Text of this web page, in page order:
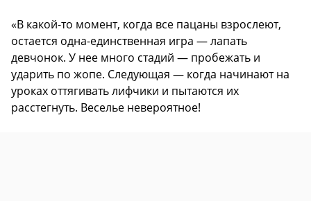
«В какой-то момент, когда все пацаны взрослеют,
остается одна-единственная игра — лапать
девчонок. У нее много стадий — пробежать и
ударить по жопе. Следующая — когда начинают на
уроках оттягивать лифчики и пытаются их
расстегнуть. Веселье невероятное!